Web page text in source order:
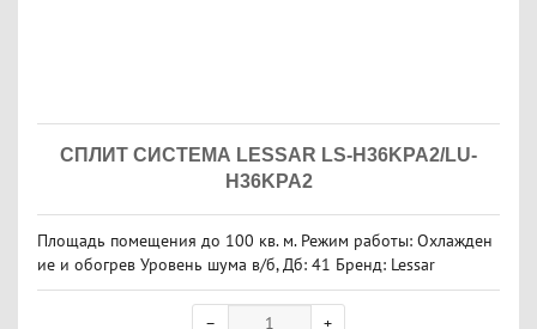
СПЛИТ СИСТЕМА LESSAR LS-H36KPA2/LU-
H36KPA2
Площадь помещения до 100 кв. м. Режим работы: Охлажден
ие и обогрев Уровень шума в/б, Дб: 41 Бренд: Lessar